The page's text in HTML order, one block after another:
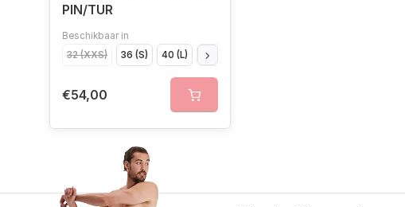
PIN/TUR
Beschikbaar in
32 (XXS)
36 (S) 40 (L) 42 (XL)
€54,00